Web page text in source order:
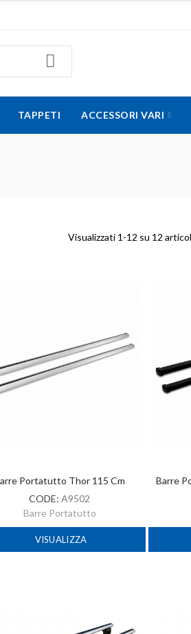
TAPPETI ACCESSORI VARI
Visualizzati 1-12 su 12
Portatutto Thor 115 Cm
CODE:A9502
Barre Portatutto
VISUALIZZA
Barre